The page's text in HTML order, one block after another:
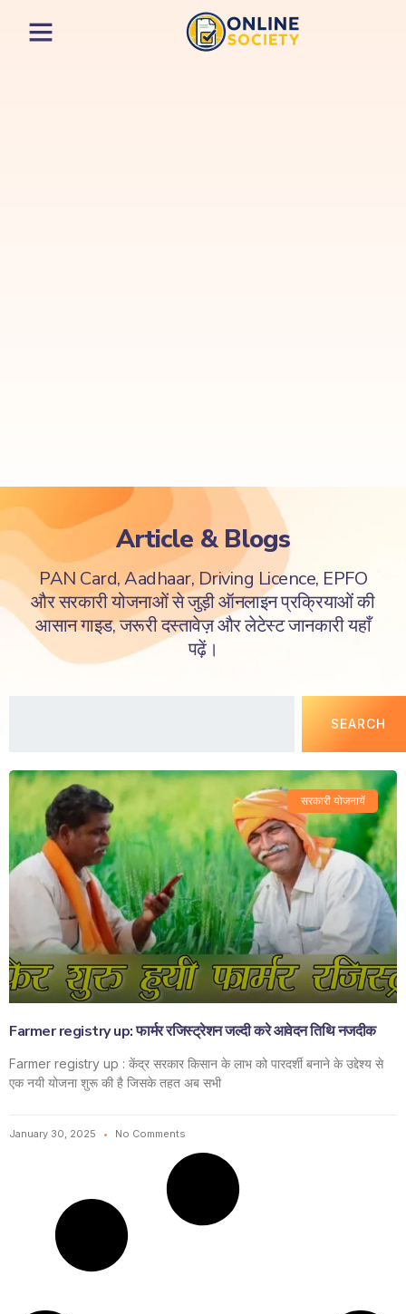
Article & Blogs
PAN Card, Aadhaar, Driving Licence, EPFO
और सरकारी योजनाओं से जुड़ी ऑनलाइन प्रक्रियाओं की
आसान गाइड, जरूरी दस्तावेज़ और लेटेस्ट जानकारी यहाँ
पढ़ें।
SEARCH
सरकारी योजनायें
Farmer registry up: फार्मर रजिस्ट्रेशन जल्दी करे आवेदन तिथि नजदीक
Farmer registry up : केंद्र सरकार किसान के लाभ को पारदर्शी बनाने के उद्देश्य से
एक नयी योजना शुरू की है जिसके तहत अब सभी
January 30, 2025 No Comments